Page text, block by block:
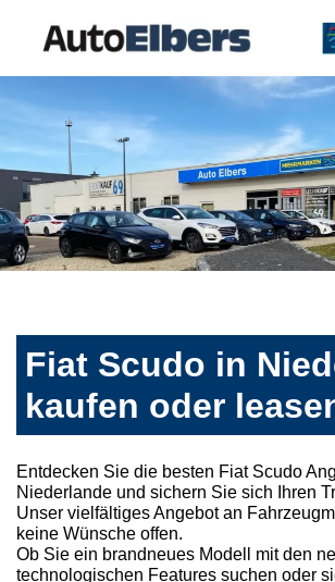
Fiat Scudo in
kaufen oder
Entdecken Sie die besten Fiat Scudo
Niederlande und sichern Sie sich Ihren
Unser vielfältiges Angebot an
keine Wünsche offen.
Ob Sie ein brandneues Modell mit den
technologischen Features suchen oder